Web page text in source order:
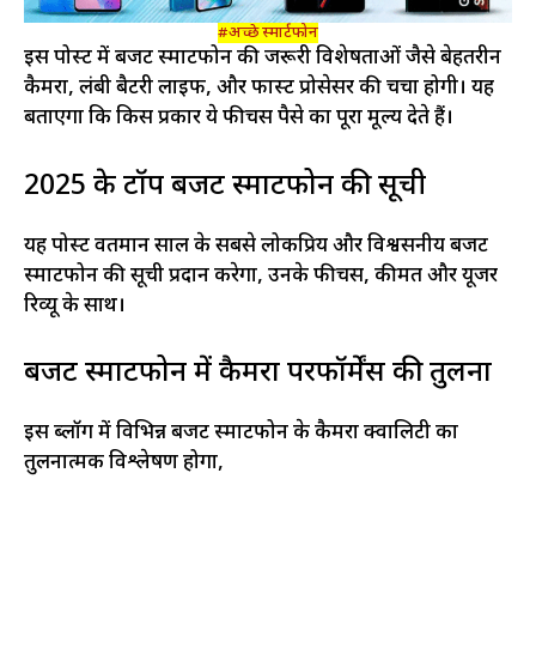
#अच्छे स्मार्टफोन
इस पोस्ट में बजट स्मार्टफोन की जरूरी विशेषताओं जैसे बेहतरीन
कैमरा, लंबी बैटरी लाइफ, और फास्ट प्रोसेसर की चर्चा होगी। यह
बताएगा कि किस प्रकार ये फीचर्स पैसे का पूरा मूल्य देते हैं।
2025 के टॉप बजट स्मार्टफोन की सूची
यह पोस्ट वर्तमान साल के सबसे लोकप्रिय और विश्वसनीय बजट
स्मार्टफोन की सूची प्रदान करेगा, उनके फीचर्स, कीमत और यूजर
रिव्यू के साथ।
बजट स्मार्टफोन में कैमरा परफॉर्मेंस की तुलना
इस ब्लॉग में विभिन्न बजट स्मार्टफोन के कैमरा क्वालिटी का
तुलनात्मक विश्लेषण होगा,